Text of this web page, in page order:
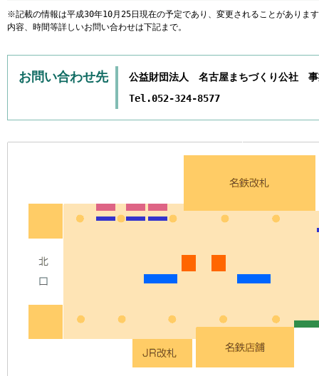
※記載の情報は平成30年10月25日現在の予定であり、変更されることがありま
内容、時間等詳しいお問い合わせは下記まで。
お問い合わせ先
公益財団法人 名古屋まちづくり公社
Tel.052-324-8577